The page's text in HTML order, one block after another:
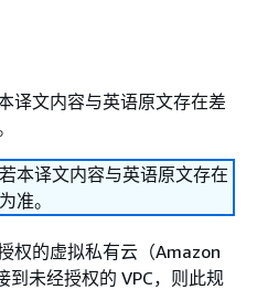
译文内容与英语原文存在差
本译文内容与英语原文存在
准。
权的虚拟私有云（Amazon
到未经授权的 VPC，则此规